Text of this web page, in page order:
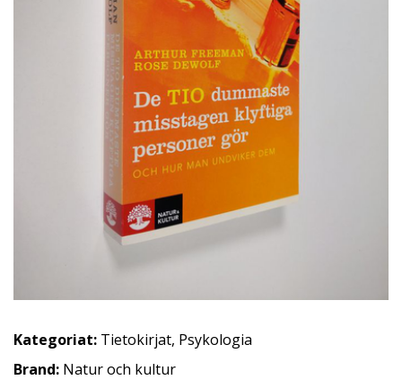
Kategoriat: Tietokirjat, Psykologia
Brand: Natur och kultur